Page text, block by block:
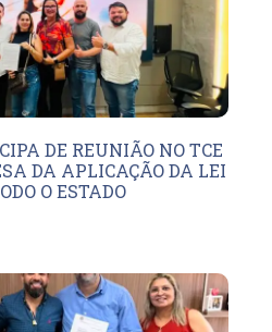
DE REUNIÃO NO TCE
DA APLICAÇÃO DA LEI
O ESTADO